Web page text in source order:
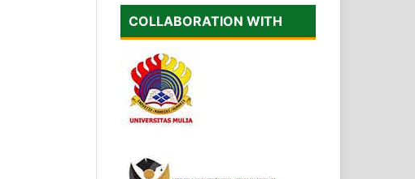
COLLABORATION WITH